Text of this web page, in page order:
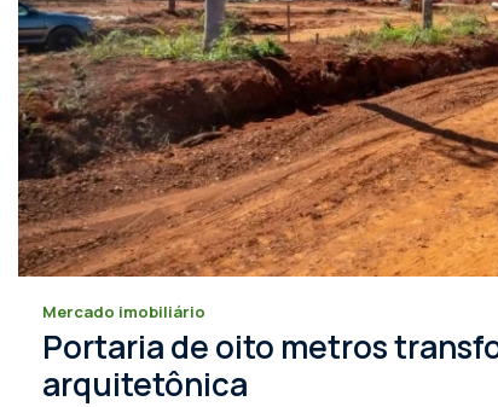
Mercado imobiliário
Portaria de oito metros
arquitetônica